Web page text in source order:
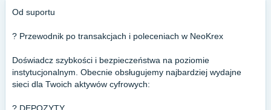
Od suportu
? Przewodnik po transakcjach i poleceniach w NeoKrex
Doświadcz szybkości i bezpieczeństwa na poziomie
instytucjonalnym. Obecnie obsługujemy najbardziej wydajne
sieci dla Twoich aktywów cyfrowych: